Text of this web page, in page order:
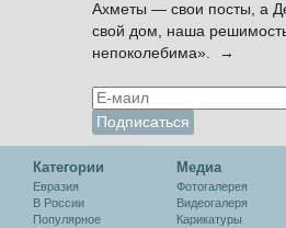
Ахметы — свои посты, а
свой дом, наша
непоколебима». →
Категории
Евразия
В России
Популярное
Медиа
Фотогалерея
Видеогалеря
Карикатуры